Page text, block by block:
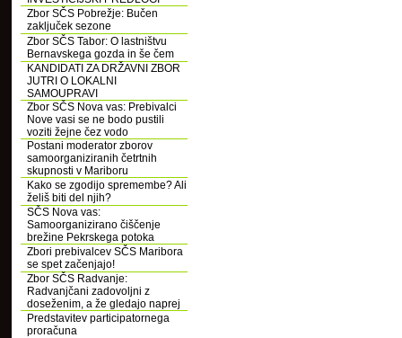
Zbor SČS Pobrežje: Bučen
zaključek sezone
Zbor SČS Tabor: O lastništvu
Bernavskega gozda in še čem
KANDIDATI ZA DRŽAVNI ZBOR
JUTRI O LOKALNI
SAMOUPRAVI
Zbor SČS Nova vas: Prebivalci
Nove vasi se ne bodo pustili
voziti žejne čez vodo
Postani moderator zborov
samoorganiziranih četrtnih
skupnosti v Mariboru
Kako se zgodijo spremembe? Ali
želiš biti del njih?
SČS Nova vas:
Samoorganizirano čiščenje
brežine Pekrskega potoka
Zbori prebivalcev SČS Maribora
se spet začenjajo!
Zbor SČS Radvanje:
Radvanjčani zadovoljni z
doseženim, a že gledajo naprej
Predstavitev participatornega
proračuna